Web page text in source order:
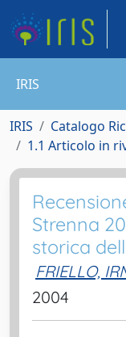
IRIS
IRIS Catalogo
1.1 Articolo in
Strenna
storica
FRIELLO,
2004